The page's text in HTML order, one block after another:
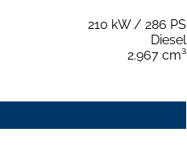
210 kW / 286 PS
Diesel
2.967 cm³